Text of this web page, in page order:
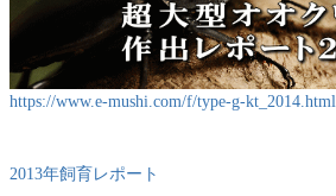
https://www.e-mushi.com/f/type-g-kt_2014.html
2013年飼育レポート